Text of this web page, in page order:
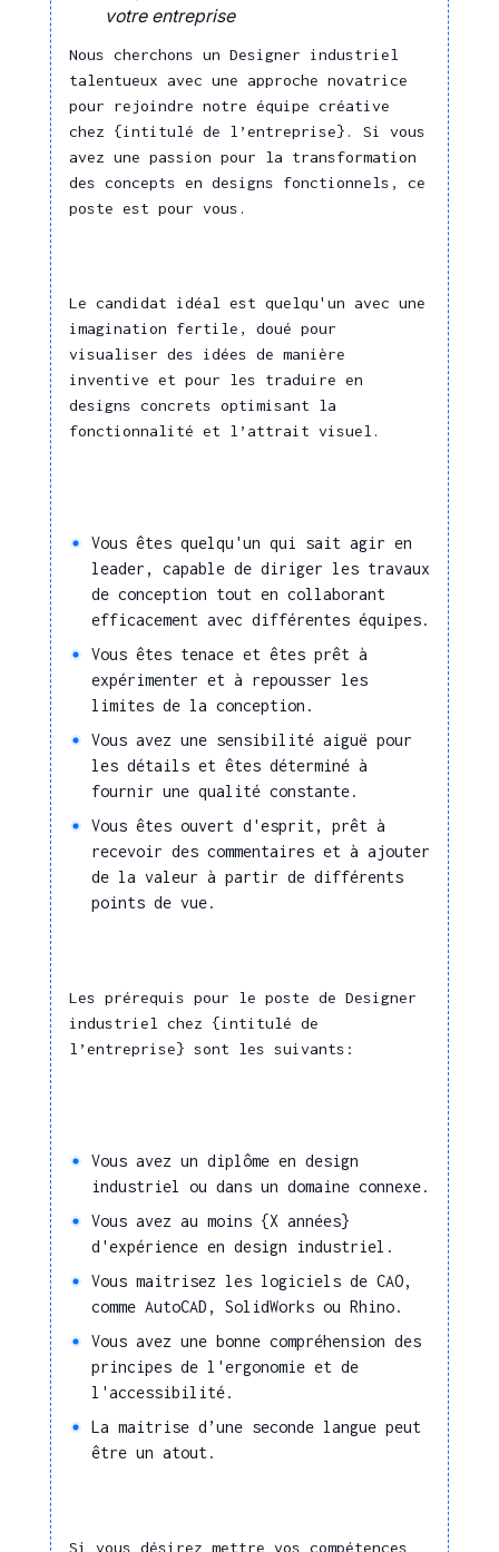
matériaux, des produits
Sélectionner des
matériaux ou matières
pour un projet
Maîtriser la pensée
additive en plus de la
pensée soustractive
Déterminer des mesures
correctives
Gérer une situation
d'urgence
Anticiper les risques de
stocks
Concevoir le
conditionnement d'un
produit ou d'une gamme
Relation client
Apporter une assistance
technique
Développement
commercial
Réaliser une veille de
marché, une veille
concurrentielle
Stratégie de
développement
projet
Identifier les contraintes
d'un projet
Réaliser le suivi d'un
projet
Équilibrer
financièrement la
solution proposée
Collaboration
Travailler, interagir à
Mettre en oeuvre le
Ordinateur (PAO)
Quark Express
Rhinocéros 3D
3DS MAX
Analyse du Cycle de Vie - ACV
des produits
Comptabilité générale
Design transports aérien et
maritime
Dessin industriel
Ergonomie
Arts de la table
Histoire de l'art
Scénographie
Harmonisation des couleurs
Olfactologie
Chimie
Sociologie
Normes et procédés
Chiffrage/calcul de coût
Éco-conception
Modélisation informatique
Organisation d'évènements
intellectuelle
Produits, outils et
matières
Ameublement (salons,
chambres, ...)
Emballage primaire
Emballage secondaire
Menuiserie aluminium
votre entreprise
Nous cherchons un Designer industriel
talentueux avec une approche novatrice
pour rejoindre notre équipe créative
chez {intitulé de l’entreprise}. Si vous
avez une passion pour la transformation
des concepts en designs fonctionnels, ce
poste est pour vous.
Le candidat idéal est quelqu'un avec une
imagination fertile, doué pour
visualiser des idées de manière
inventive et pour les traduire en
designs concrets optimisant la
fonctionnalité et l’attrait visuel.
Vous êtes quelqu'un qui sait agir en
leader, capable de diriger les travaux
de conception tout en collaborant
efficacement avec différentes équipes.
Vous êtes tenace et êtes prêt à
expérimenter et à repousser les
limites de la conception.
Vous avez une sensibilité aiguë pour
les détails et êtes déterminé à
fournir une qualité constante.
Vous êtes ouvert d'esprit, prêt à
recevoir des commentaires et à ajouter
de la valeur à partir de différents
points de vue.
Les prérequis pour le poste de Designer
industriel chez {intitulé de
l’entreprise} sont les suivants:
Vous avez un diplôme en design
industriel ou dans un domaine connexe.
Vous avez au moins {X années}
d'expérience en design industriel.
Vous maitrisez les logiciels de CAO,
comme AutoCAD, SolidWorks ou Rhino.
Vous avez une bonne compréhension des
principes de l'ergonomie et de
l'accessibilité.
La maitrise d’une seconde langue peut
être un atout.
Si vous désirez mettre vos compétences